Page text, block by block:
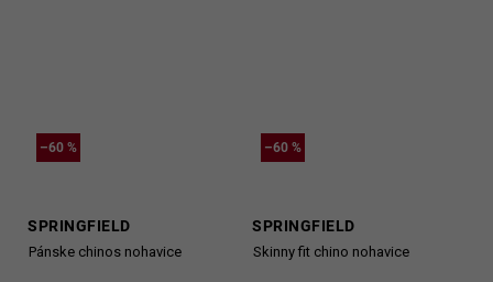
–60 %
SPRINGFIELD
Pánske chinos nohavice
–60 %
SPRINGFIELD
Skinny fit chino nohavice